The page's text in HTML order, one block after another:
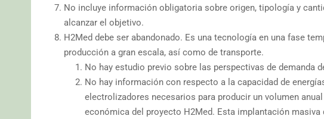
No incluye información obligatoria sobre origen, tipología y
alcanzar el objetivo.
H2Med debe ser abandonado. Es una tecnología en una fase
producción a gran escala, así como de transporte.
No hay estudio previo sobre las perspectivas de demanda
No hay información con respecto a la capacidad de
electrolizadores necesarios para producir un volumen
económica del proyecto H2Med. Esta implantación